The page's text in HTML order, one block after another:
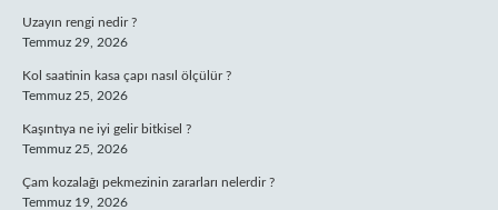
Uzayın rengi nedir ?
Temmuz 29, 2026
Kol saatinin kasa çapı nasıl ölçülür ?
Temmuz 25, 2026
Kaşıntıya ne iyi gelir bitkisel ?
Temmuz 25, 2026
Çam kozalağı pekmezinin zararları nelerdir ?
Temmuz 19, 2026